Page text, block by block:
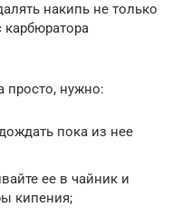
накипь не только
просто, нужно:
пока из нее
ее в чайник и
кипения;